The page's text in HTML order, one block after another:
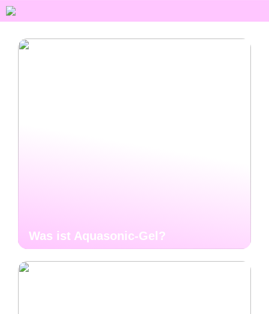
Was ist Aquasonic-Gel?